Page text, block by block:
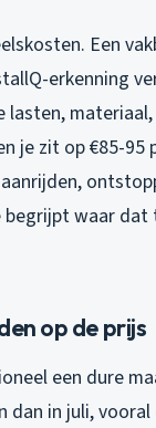
Een
erkenning
lasten,
je zit op €85-95
waar dat
op de prijs
een dure
dan in juli,